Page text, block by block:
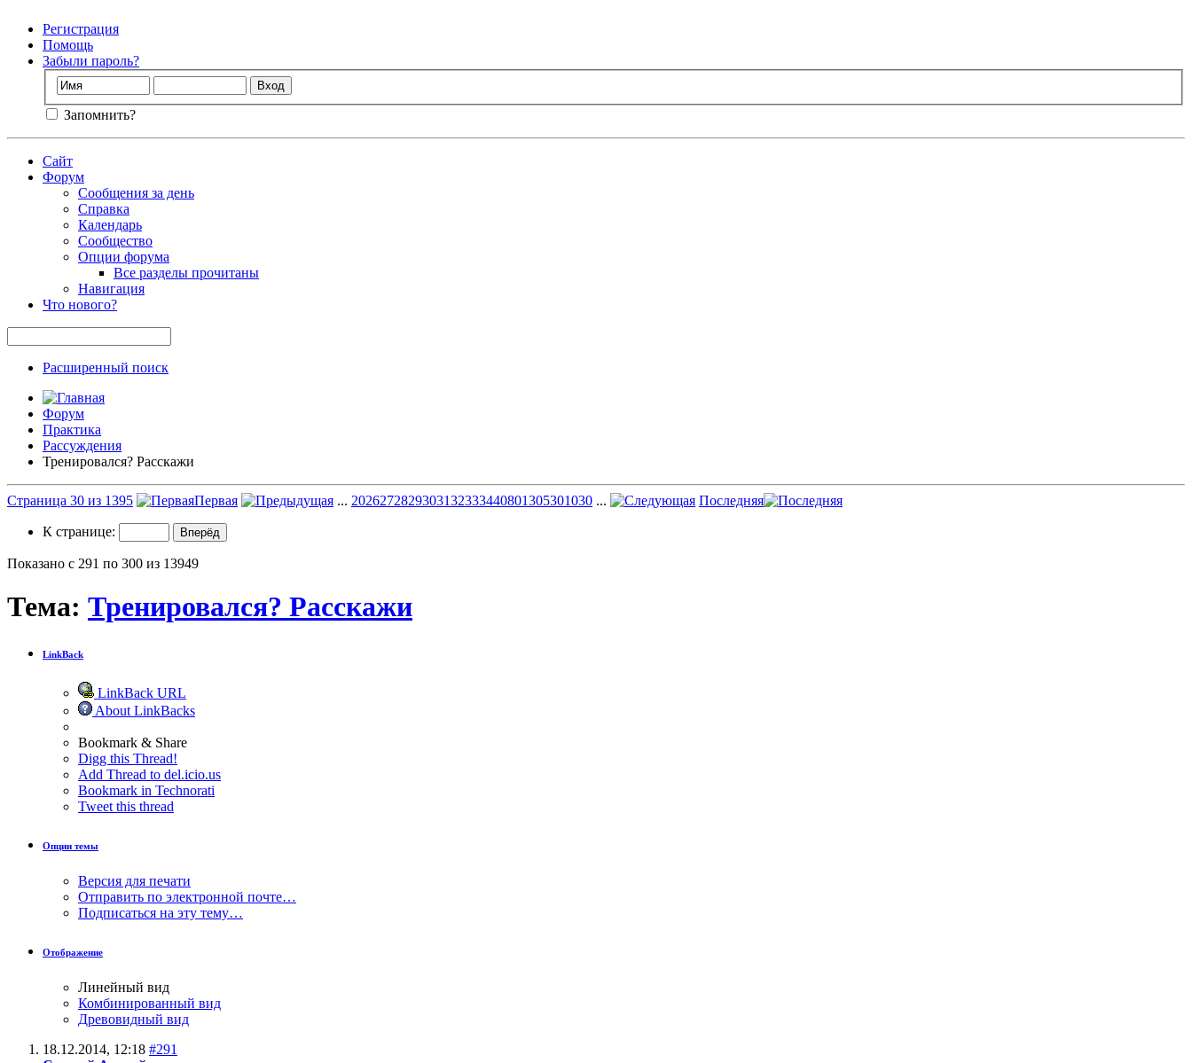
Регистрация
Помощь
Забыли пароль?
Запомнить?
Сайт
Форум
Сообщения за день
Справка
Календарь
Сообщество
Опции форума
Все разделы прочитаны
Навигация
Что нового?
Расширенный поиск
Форум
Практика
Рассуждения
Тренировался? Расскажи
Страница 30 из 1395 Первая ... 2026272829303132333440801305301030 ... Последняя
К странице:
Показано с 291 по 300 из 13949
Тема: Тренировался? Расскажи
LinkBack
LinkBack URL
About LinkBacks
Bookmark & Share
Digg this Thread!
Add Thread to del.icio.us
Bookmark in Technorati
Tweet this thread
Опции темы
Версия для печати
Отправить по электронной почте…
Подписаться на эту тему…
Отображение
Линейный вид
Комбинированный вид
Древовидный вид
18.12.2014, 12:18 #291